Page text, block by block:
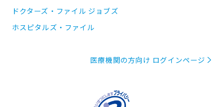
ドクターズ・ファイル ジョブズ
ホスピタルズ・ファイル
医療機関の方向け ログインページ